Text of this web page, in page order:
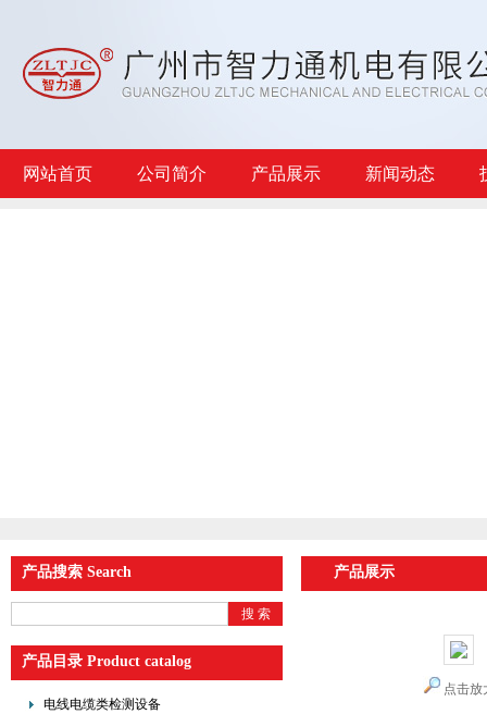
网站首页 公司简介 产品展示 新闻动态
产品搜索 Search
产品目录 Product catalog
电线电缆类检测设备
产品展示
点击放